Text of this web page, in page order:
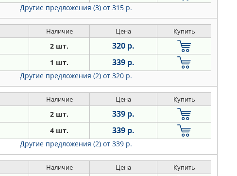
Другие предложения (3) от 315 р.
Наличие Цена Купить
2 шт. 320 р.
1 шт. 339 р.
Другие предложения (2) от 320 р.
Наличие Цена Купить
2 шт. 339 р.
4 шт. 339 р.
Другие предложения (2) от 339 р.
Наличие Цена Купить